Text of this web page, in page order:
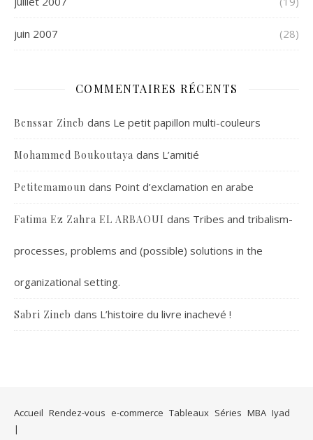
juin 2007 (28)
COMMENTAIRES RÉCENTS
Benssar Zineb dans Le petit papillon multi-couleurs
Mohammed Boukoutaya dans L’amitié
Petitemamoun dans Point d’exclamation en arabe
Fatima Ez Zahra EL ARBAOUI dans Tribes and tribalism-
processes, problems and (possible) solutions in the
organizational setting.
Sabri Zineb dans L’histoire du livre inachevé !
Accueil Rendez-vous e-commerce Tableaux Séries MBA Iyad